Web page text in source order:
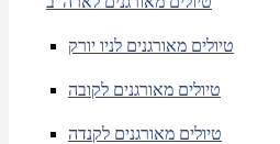
טיולים מאורגנים לניו יורק
טיולים מאורגנים לקובה
טיולים מאורגנים לקנדה